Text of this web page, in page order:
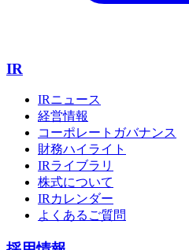
IR
IRニュース
経営情報
コーポレートガバナンス
財務ハイライト
IRライブラリ
株式について
IRカレンダー
よくあるご質問